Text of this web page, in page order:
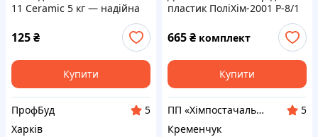
11 Ceramic 5 кг — надійна
керамічної плитки на стіни
та підлогу
125₴
Купити
ПрофБуд
5
Харків
пластик ПоліХім-2001 Р-8/1
665₴ комплект
Купити
ПП «Хімпостачальник»
5
Кременчук